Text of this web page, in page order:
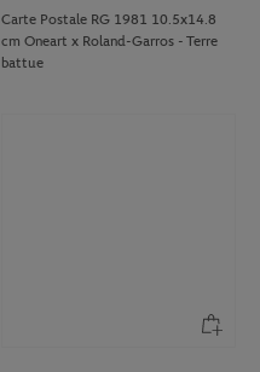
Carte Postale RG 1981 10.5x14.8
cm Oneart x Roland-Garros - Terre
battue